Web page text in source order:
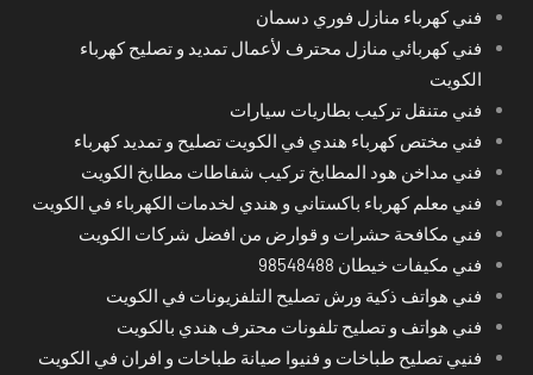
فني كهرباء منازل فوري دسمان
فني كهربائي منازل محترف لأعمال تمديد و تصليح كهرباء
الكويت
فني متنقل تركيب بطاريات سيارات
فني مختص كهرباء هندي في الكويت تصليح و تمديد كهرباء
فني مداخن هود المطابخ تركيب شفاطات مطابخ الكويت
فني معلم كهرباء باكستاني و هندي لخدمات الكهرباء في الكويت
فني مكافحة حشرات و قوارض من افضل شركات الكويت
فني مكيفات خيطان 98548488
فني هواتف ذكية ورش تصليح التلفزيونات في الكويت
فني هواتف و تصليح تلفونات محترف هندي بالكويت
فنيي تصليح طباخات و فنيوا صيانة طباخات و افران في الكويت